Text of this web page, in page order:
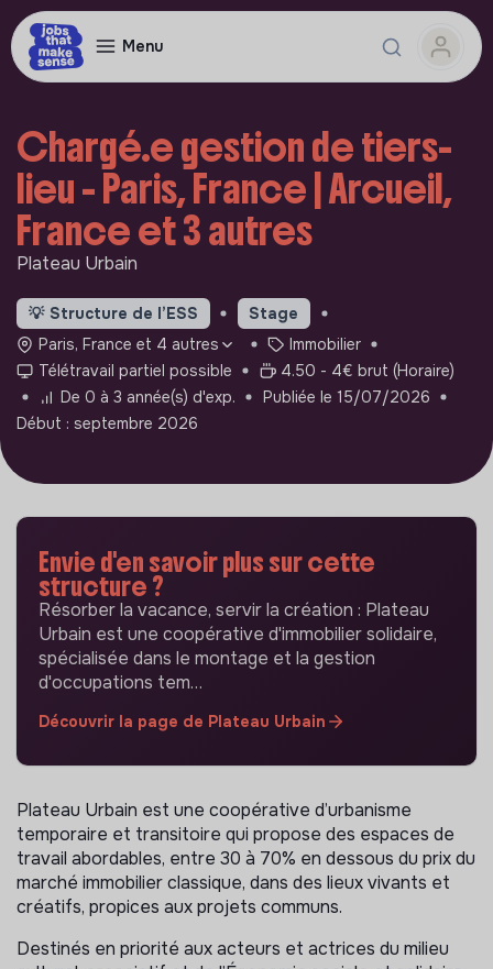
Menu
Chargé.e gestion de tiers-
lieu - Paris, France | Arcueil,
France et 3 autres
Plateau Urbain
💡 Structure de l’ESS
Stage
Paris, France et 4 autres
Immobilier
Télétravail partiel possible
4.50 - 4€ brut (Horaire)
De 0 à 3 année(s) d'exp.
Publiée le 15/07/2026
Début : septembre 2026
Envie d'en savoir plus sur cette
structure ?
Résorber la vacance, servir la création : Plateau
Urbain est une coopérative d'immobilier solidaire,
spécialisée dans le montage et la gestion
d'occupations tem…
Découvrir la page de Plateau Urbain
Plateau Urbain est une coopérative d’urbanisme
temporaire et transitoire qui propose des espaces de
travail abordables, entre 30 à 70% en dessous du prix du
marché immobilier classique, dans des lieux vivants et
créatifs, propices aux projets communs.
Destinés en priorité aux acteurs et actrices du milieu